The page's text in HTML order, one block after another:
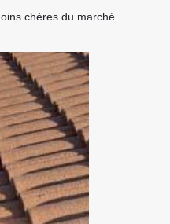
chères du marché.